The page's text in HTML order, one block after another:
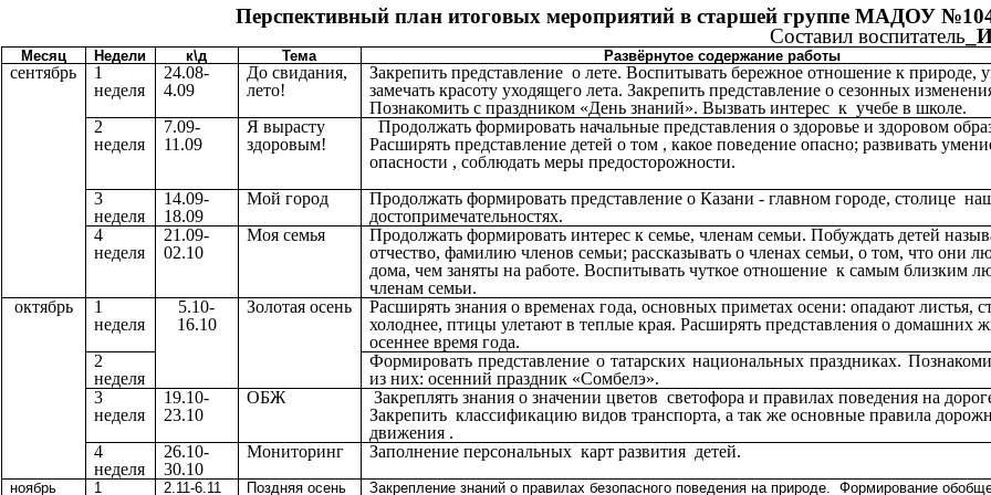
Перспективный план итоговых мероприятий в старшей группе МАДОУ
Составил воспитатель
Месяц Недели к\д Тема Развёрнутое содержание работы
сентябрь
1
неделя
24.08-
4.09
До свидания,
лето!
Закрепить представление о лете. Воспитывать бережное отношение к природе,
замечать красоту уходящего лета. Закрепить представление о сезонных
Познакомить с праздником «День знаний». Вызвать интерес к учебе в школе.
2
неделя
7.09-
11.09
Я вырасту
здоровым!
Продолжать формировать начальные представления о здоровье и здоровом
Расширять представление детей о том , какое поведение опасно; развивать
опасности , соблюдать меры предосторожности.
3
неделя
14.09-
18.09
Мой город
Продолжать формировать представление о Казани - главном городе, столице
достопримечательностях.
4
неделя
21.09-
02.10
Моя семья
Продолжать формировать интерес к семье, членам семьи. Побуждать детей
отчество, фамилию членов семьи; рассказывать о членах семьи, о том, что они
дома, чем заняты на работе. Воспитывать чуткое отношение к самым близким
членам семьи.
октябрь
1
неделя
5.10-
16.10
Золотая осень
Расширять знания о временах года, основных приметах осени: опадают листья,
холоднее, птицы улетают в теплые края. Расширять представления о домашних
осеннее время года.
2
неделя
Формировать представление о татарских национальных праздниках.
из них: осенний праздник «Сомбелэ».
3
неделя
19.10-
23.10
ОБЖ
Закреплять знания о значении цветов светофора и правилах поведения на
Закрепить классификацию видов транспорта, а так же основные правила
движения .
4
неделя
26.10-
30.10
Мониторинг Заполнение персональных карт развития детей.
ноябрь
1
2.11-6.11 Поздняя осень
Закрепление знаний о правилах безопасного поведения на природе. Формирование